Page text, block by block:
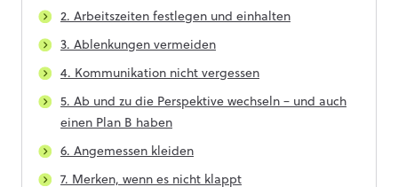
2. Arbeitszeiten festlegen und einhalten
3. Ablenkungen vermeiden
4. Kommunikation nicht vergessen
5. Ab und zu die Perspektive wechseln – und auch
einen Plan B haben
6. Angemessen kleiden
7. Merken, wenn es nicht klappt